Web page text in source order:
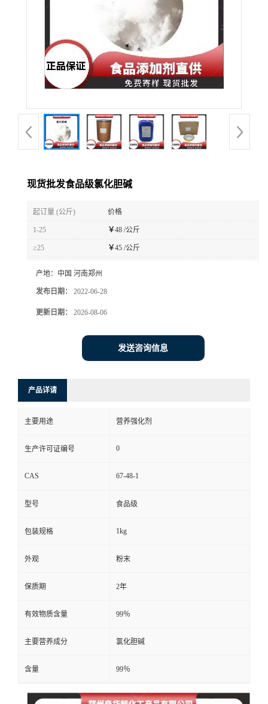
现货批发食品级氯化胆碱
起订量 (公斤) 价格
1-25 ￥48 /公斤
≥25 ￥45 /公斤
产地： 中国 河南郑州
发布日期： 2022-06-28
更新日期： 2026-08-06
发送咨询信息
产品详请
主要用途 营养强化剂
生产许可证编号 0
CAS 67-48-1
型号 食品级
包装规格 1kg
外观 粉末
保质期 2年
有效物质含量 99％
主要营养成分 氯化胆碱
含量 99％